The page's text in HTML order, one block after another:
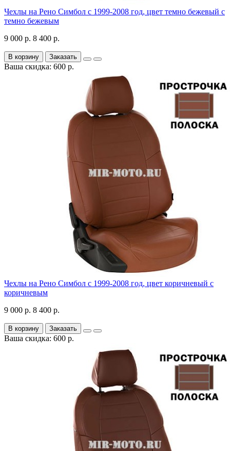
Чехлы на Рено Симбол с 1999-2008 год, цвет темно бежевый с
темно бежевым
9 000 р. 8 400 р.
В корзину Заказать
Ваша скидка: 600 р.
Чехлы на Рено Симбол с 1999-2008 год, цвет коричневый с
коричневым
9 000 р. 8 400 р.
В корзину Заказать
Ваша скидка: 600 р.